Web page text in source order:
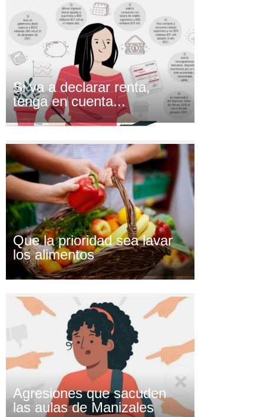
Si va a declarar renta,
tenga en cuenta...
Que la prioridad sea lavar
los alimentos
Agresiones que sacuden
las aulas de Manizales